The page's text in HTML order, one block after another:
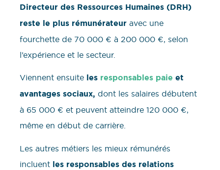
Directeur des Ressources Humaines (DRH)
reste le plus rémunérateur avec une
fourchette de 70 000 € à 200 000 €, selon
l’expérience et le secteur.
Viennent ensuite les responsables paie et
avantages sociaux, dont les salaires débutent
à 65 000 € et peuvent atteindre 120 000 €,
même en début de carrière.
Les autres métiers les mieux rémunérés
incluent les responsables des relations